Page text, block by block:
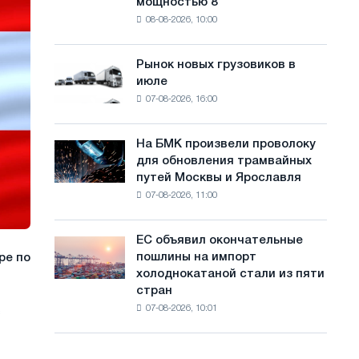
й
по
фотоэлектрическую
МВт
целей
обезуглероживания
мощностью 8
08-08-2026, 10:00
Рынок
новых
грузовиков
Рынок новых грузовиков в
июле
07-08-2026, 16:00
На
БМК
произвели
трамвайных
путей
На БМК произвели проволоку
для обновления трамвайных
путей Москвы и Ярославля
07-08-2026, 11:00
объявил
окончательные
ЕС объявил окончательные
пошлины на импорт
холоднокатаной стали из пяти
стран
07-08-2026, 10:01